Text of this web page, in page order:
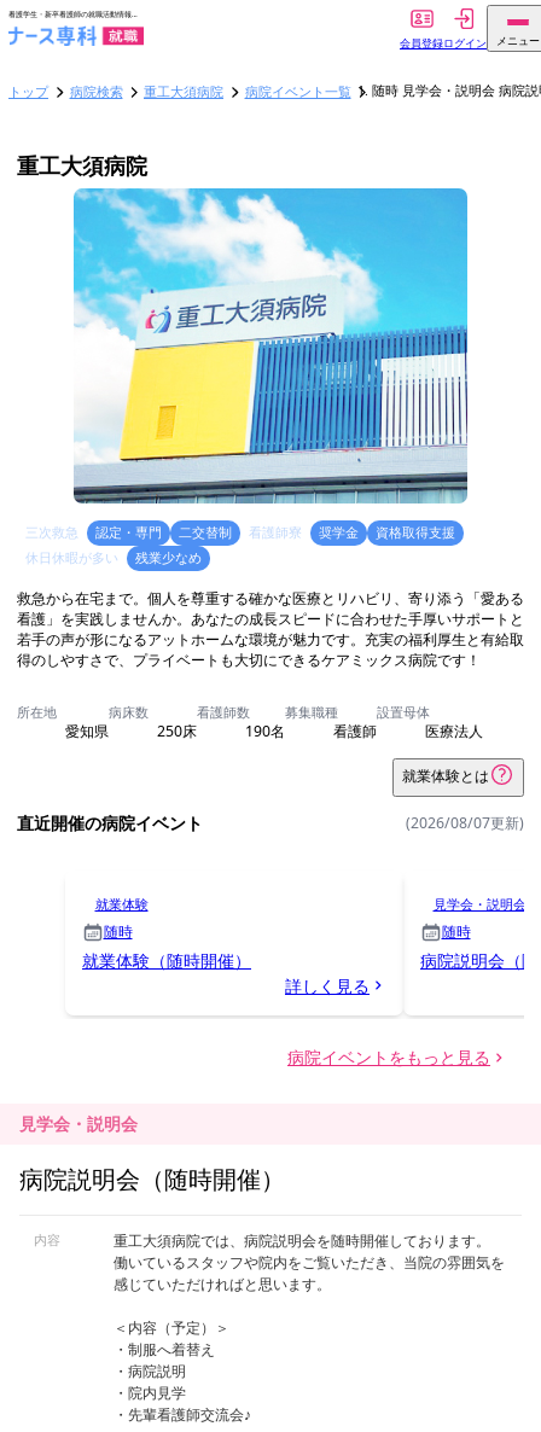
見学会・説明会
病院説明会（随時開催）
内容
重工大須病院では、病院説明会を随時開催しております。
働いているスタッフや院内をご覧いただき、当院の雰囲気を
感じていただければと思います。
＜内容（予定）＞
・制服へ着替え
・病院説明
・院内見学
・先輩看護師交流会♪